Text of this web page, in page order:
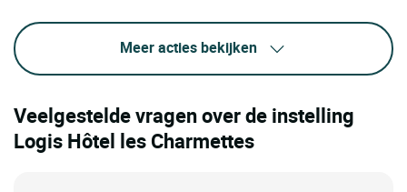
Meer acties bekijken
Veelgestelde vragen over de instelling
Logis Hôtel les Charmettes